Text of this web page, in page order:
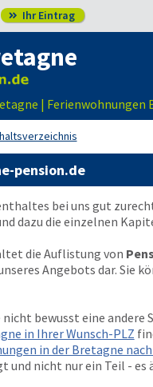
 Ihr Eintrag
| Ferienwohnungen
pension.de
bei uns gut
dazu die einzelnen
die Auflistung von
Angebots dar. Sie
bewusst eine
in Ihrer Wunsch-PLZ
in der Bretagne
und nicht nur ein Teil -